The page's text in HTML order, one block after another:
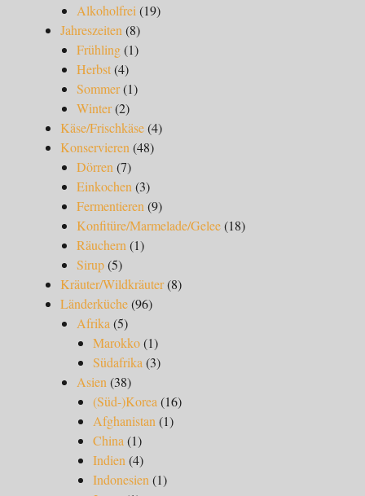
Alkoholfrei (19)
Jahreszeiten (8)
Frühling(1)
Herbst(4)
Sommer(1)
Winter(2)
Käse/Frischkäse(4)
Konservieren (48)
Dörren (7)
Einkochen (3)
Fermentieren (9)
Konfitüre/Marmelade/Gelee(18)
Räuchern (1)
Sirup(5)
Kräuter/Wildkräuter(8)
Länderküche(96)
Afrika (5)
Marokko(1)
Südafrika (3)
Asien (38)
(Süd-)Korea (16)
Afghanistan (1)
China (1)
Indien (4)
Indonesien (1)